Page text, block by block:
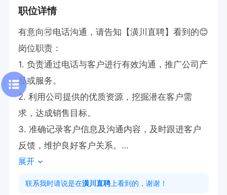
职位详情
有意向🉑电话沟通，请告知【潢川直聘】看到的😊
岗位职责：
1. 负责通过电话与客户进行有效沟通，推广公司产
品或服务。
2. 利用公司提供的优质资源，挖掘潜在客户需
求，达成销售目标。
3. 准确记录客户信息及沟通内容，及时跟进客户
反馈，维护良好客户关系。
招聘岗位：电话销售 早8:30晚17:30（纯内勤无需
展开
联系我时请说是在潢川直聘 上看到的，谢谢！